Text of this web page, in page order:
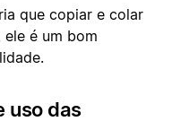
que copiar e colar
é um bom
uso das